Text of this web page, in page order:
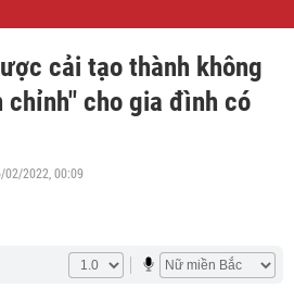
cải tạo thành không
chỉnh" cho gia đình có
02/2022, 00:09